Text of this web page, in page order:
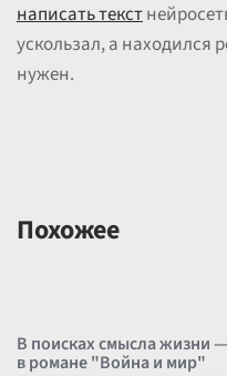
написать текст
ускользал, а находился
нужен.
Похожее
В поисках смысла жизни
в романе "Война и мир"